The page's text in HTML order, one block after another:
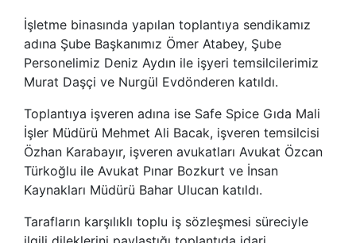
İşletme binasında yapılan toplantıya sendikamız
adına Şube Başkanımız Ömer Atabey, Şube
Personelimiz Deniz Aydın ile işyeri temsilcilerimiz
Murat Daşçi ve Nurgül Evdönderen katıldı.
Toplantıya işveren adına ise Safe Spice Gıda Mali
İşler Müdürü Mehmet Ali Bacak, işveren temsilcisi
Özhan Karabayır, işveren avukatları Avukat Özcan
Türkoğlu ile Avukat Pınar Bozkurt ve İnsan
Kaynakları Müdürü Bahar Ulucan katıldı.
Tarafların karşılıklı toplu iş sözleşmesi süreciyle